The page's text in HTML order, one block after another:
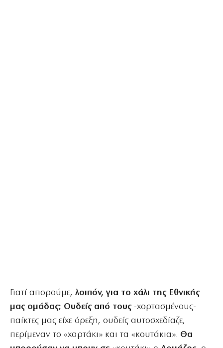
Γιατί απορούμε, λοιπόν, για το χάλι της Εθνικής
μας ομάδας; Ουδείς από τους -χορτασμένους-
παίκτες μας είχε όρεξη, ουδείς αυτοσχεδίαζε,
περίμεναν το «χαρτάκι» και τα «κουτάκια». Θα